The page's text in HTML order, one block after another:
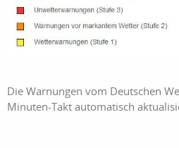
Die Warnungen vom Deutschen
Minuten-Takt automatisch